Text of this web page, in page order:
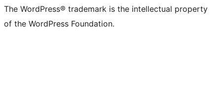
The WordPress® trademark is the intellectual property
of the WordPress Foundation.